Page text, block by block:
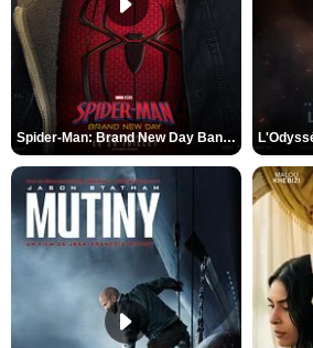
Spider-Man: Brand New Day Bande-annonce VO STFR